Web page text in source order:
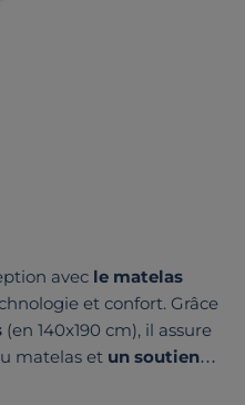
avec le matelas
et confort. Grâce
(en 140x190 cm), il assure
matelas et un soutien